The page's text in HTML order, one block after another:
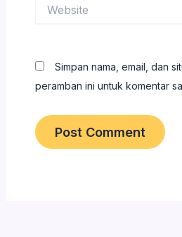
Simpan nama, email, dan
peramban ini untuk komentar